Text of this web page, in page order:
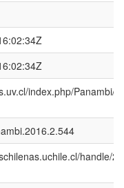
index.php/Panambi/
handle/